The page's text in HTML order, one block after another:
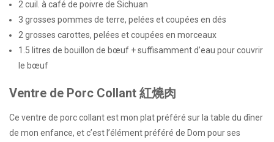
2 cuil. à café de poivre de Sichuan
3 grosses pommes de terre, pelées et coupées en dés
2 grosses carottes, pelées et coupées en morceaux
1.5 litres de bouillon de bœuf + suffisamment d’eau pour couvrir
le bœuf
Ventre de Porc Collant 紅燒肉
Ce ventre de porc collant est mon plat préféré sur la table du dîner
de mon enfance, et c’est l’élément préféré de Dom pour ses